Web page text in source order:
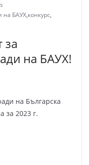
на БАУХ,конкурс,
за
на БАУХ!
на Българска
за 2023 г.